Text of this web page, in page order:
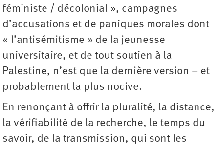
féministe / décolonial », campagnes
d’accusations et de paniques morales dont
« l’antisémitisme » de la jeunesse
universitaire, et de tout soutien à la
Palestine, n’est que la dernière version – et
probablement la plus nocive.
En renonçant à offrir la pluralité, la distance,
la vérifiabilité de la recherche, le temps du
savoir, de la transmission, qui sont les